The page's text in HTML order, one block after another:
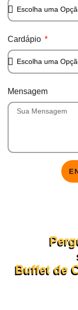
Cardápio
Mensagem
Buffet de